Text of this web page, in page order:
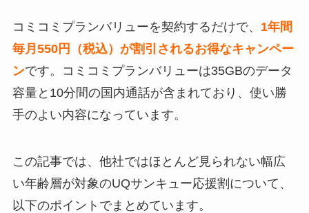
コミコミプランバリューを契約するだけで、 1年間
毎月550円（税込）が割引されるお得なキャンペー
ンです。コミコミプランバリューは35GBのデータ
容量と10分間の国内通話が含まれており、使い勝
手のよい内容になっています。
この記事では、他社ではほとんど見られない幅広
い年齢層が対象のUQサンキュー応援割について、
以下のポイントでまとめています。